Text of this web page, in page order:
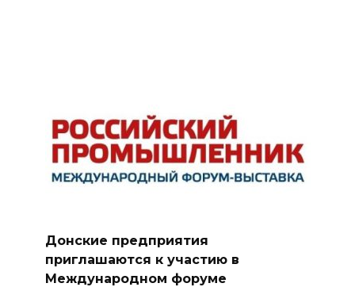
Донские предприятия
приглашаются к участию в
Международном форуме